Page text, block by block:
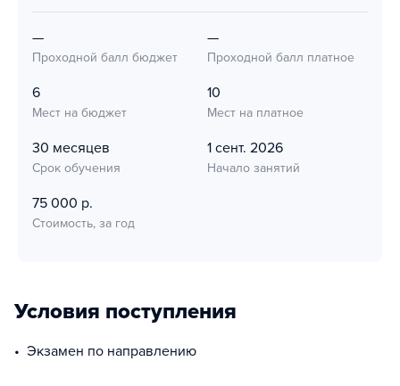
—
Проходной балл бюджет
—
Проходной балл платное
6
Мест на бюджет
10
Мест на платное
30 месяцев
Срок обучения
1 сент. 2026
Начало занятий
75 000 р.
Стоимость, за год
Условия поступления
Экзамен по направлению